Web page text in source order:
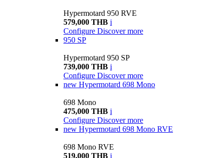
Hypermotard 950 RVE
579,000 THB i
Configure Discover more
950 SP
Hypermotard 950 SP
739,000 THB i
Configure Discover more
new Hypermotard 698 Mono
698 Mono
475,000 THB i
Configure Discover more
new Hypermotard 698 Mono RVE
698 Mono RVE
519,000 THB i